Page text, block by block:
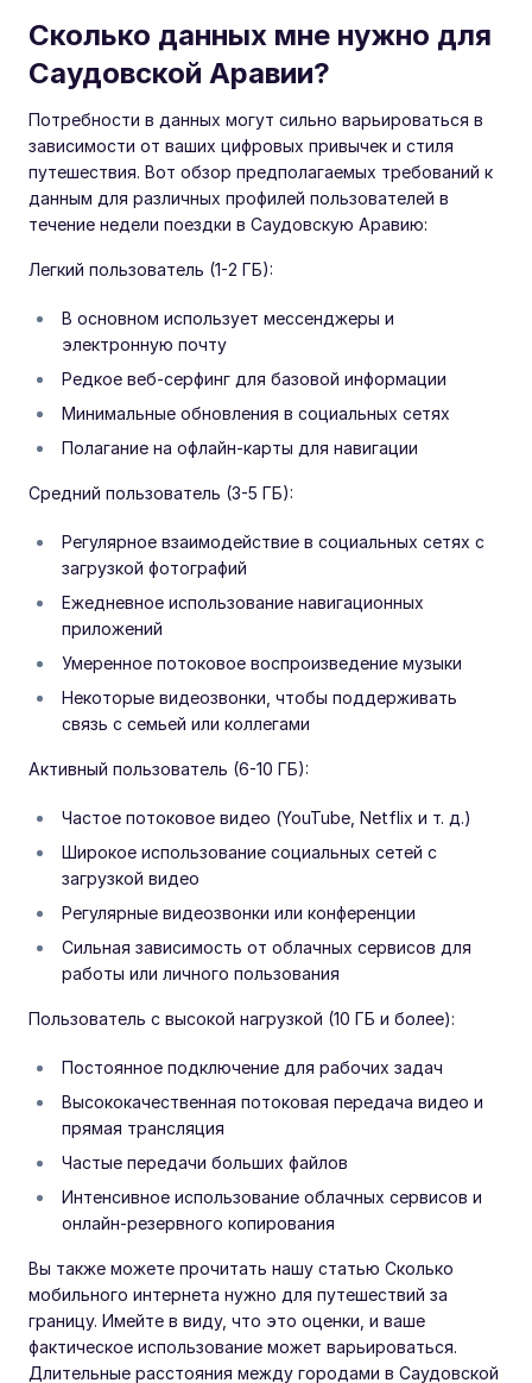
Сколько данных мне нужно для
Саудовской Аравии?
Потребности в данных могут сильно варьироваться в
зависимости от ваших цифровых привычек и стиля
путешествия. Вот обзор предполагаемых требований к
данным для различных профилей пользователей в
течение недели поездки в Саудовскую Аравию:
Легкий пользователь (1-2 ГБ):
В основном использует мессенджеры и
электронную почту
Редкое веб-серфинг для базовой информации
Минимальные обновления в социальных сетях
Полагание на офлайн-карты для навигации
Средний пользователь (3-5 ГБ):
Регулярное взаимодействие в социальных сетях с
загрузкой фотографий
Ежедневное использование навигационных
приложений
Умеренное потоковое воспроизведение музыки
Некоторые видеозвонки, чтобы поддерживать
связь с семьей или коллегами
Активный пользователь (6-10 ГБ):
Частое потоковое видео (YouTube, Netflix и т. д.)
Широкое использование социальных сетей с
загрузкой видео
Регулярные видеозвонки или конференции
Сильная зависимость от облачных сервисов для
работы или личного пользования
Пользователь с высокой нагрузкой (10 ГБ и более):
Постоянное подключение для рабочих задач
Высококачественная потоковая передача видео и
прямая трансляция
Частые передачи больших файлов
Интенсивное использование облачных сервисов и
онлайн-резервного копирования
Вы также можете прочитать нашу статью Сколько
мобильного интернета нужно для путешествий за
границу. Имейте в виду, что это оценки, и ваше
фактическое использование может варьироваться.
Длительные расстояния между городами в Саудовской